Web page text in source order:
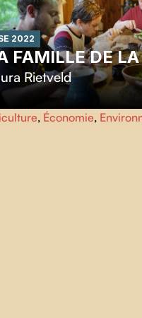
2022
FAMILLE DE LA
Rietveld
et Catherine ont sacrifié
pays natal, la Belgique, pour
, Économie,